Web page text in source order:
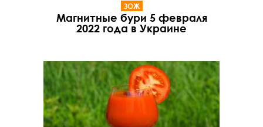
ЗОЖ
Магнитные бури 5 февраля
2022 года в Украине